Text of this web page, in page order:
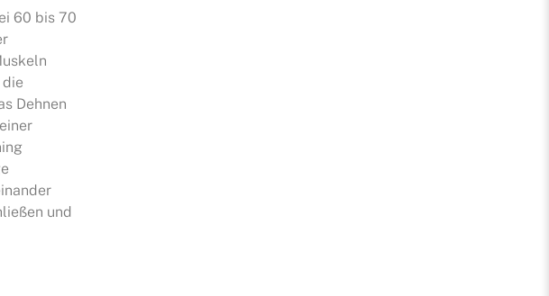
60 bis 70
Dehnen
und